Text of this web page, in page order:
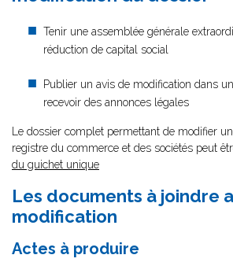
Tenir une assemblée générale
réduction de capital social
Publier un avis de modification dans
recevoir des annonces légales
Le dossier complet permettant de modifier
registre du commerce et des sociétés peut
du guichet unique
Les documents à joindre
modification
Actes à produire